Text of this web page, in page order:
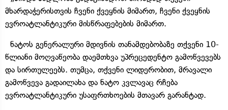
მხარდაჭერისთვის ჩვენი ქვეყნის მიმართ, ჩვენი ქვეყნის
ევროატლანტიკური მისწრაფებების მიმართ.
ნატოს გენერალური მდივნის თანამდებობაზე თქვენი 10-
წლიანი მოღვაწეობა დაემთხვა უპრეცედენტო გამოწვევებს
და სირთულეებს. თუმცა, თქვენი ლიდერობით, მრავალი
გამოწვევა გადაილახა და ნატო კვლავაც რჩება
ევროატლანტიკური უსაფრთხოების მთავარ გარანტად.